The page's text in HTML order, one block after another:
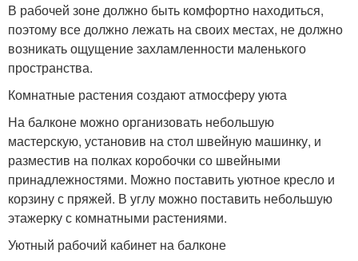
В рабочей зоне должно быть комфортно находиться,
поэтому все должно лежать на своих местах, не должно
возникать ощущение захламленности маленького
пространства.
Комнатные растения создают атмосферу уюта
На балконе можно организовать небольшую
мастерскую, установив на стол швейную машинку, и
разместив на полках коробочки со швейными
принадлежностями. Можно поставить уютное кресло и
корзину с пряжей. В углу можно поставить небольшую
этажерку с комнатными растениями.
Уютный рабочий кабинет на балконе